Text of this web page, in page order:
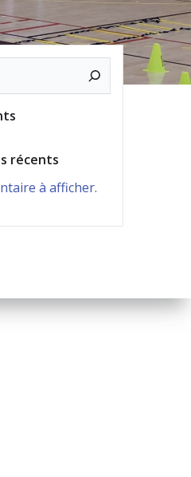
récents
à afficher.